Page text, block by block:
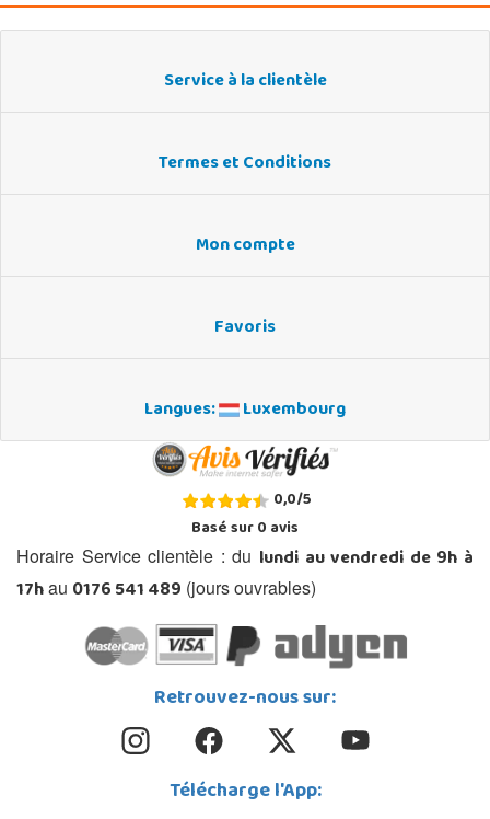
Service à la clientèle
Termes et Conditions
Mon compte
Favoris
Langues: Luxembourg
0,0/5
Basé sur0avis
Horaire Service clientèle : du lundi au vendredi de 9h à
17hau 0176 541 489 (jours ouvrables)
Retrouvez-nous sur:
Télécharge l'App: